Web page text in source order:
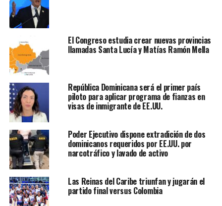
El Congreso estudia crear nuevas provincias
llamadas Santa Lucía y Matías Ramón Mella
República Dominicana será el primer país
piloto para aplicar programa de fianzas en
visas de inmigrante de EE.UU.
Poder Ejecutivo dispone extradición de dos
dominicanos requeridos por EE.UU. por
narcotráfico y lavado de activo
Las Reinas del Caribe triunfan y jugarán el
partido final versus Colombia